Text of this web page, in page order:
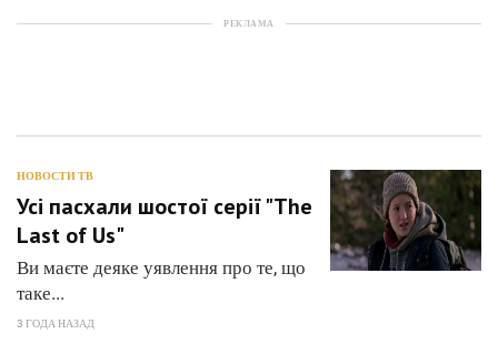
РЕКЛАМА
НОВОСТИ ТВ
Усі пасхали шостої серії "The
Last of Us"
Ви маєте деяке уявлення про те, що
таке...
3 ГОДА НАЗАД